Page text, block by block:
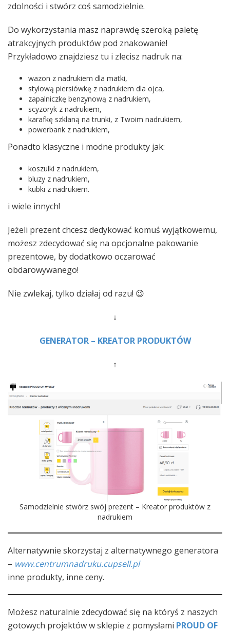
zdolności i stwórz coś samodzielnie.
Do wykorzystania masz naprawdę szeroką paletę
atrakcyjnych produktów pod znakowanie!
Przykładowo znajdziesz tu i zlecisz nadruk na:
wazon z nadrukiem dla matki,
stylową piersiówkę z nadrukiem dla ojca,
zapalniczkę benzynową z nadrukiem,
scyzoryk z nadrukiem,
karafkę szklaną na trunki, z Twoim nadrukiem,
powerbank z nadrukiem,
Ponadto klasyczne i modne produkty jak:
koszulki z nadrukiem,
bluzy z nadrukiem,
kubki z nadrukiem.
i wiele innych!
Jeżeli prezent chcesz dedykować komuś wyjątkowemu,
możesz zdecydować się na opcjonalne pakowanie
prezentowe, by dodatkowo oczarować
obdarowywanego!
Nie zwlekaj, tylko działaj od razu! 😉
↓
GENERATOR – KREATOR PRODUKTÓW
↑
Samodzielnie stwórz swój prezent – Kreator produktów z
nadrukiem
Alternatywnie skorzystaj z alternatywnego generatora
– www.centrumnadruku.cupsell.pl
inne produkty, inne ceny.
Możesz naturalnie zdecydować się na któryś z naszych
gotowych projektów w sklepie z pomysłami PROUD OF